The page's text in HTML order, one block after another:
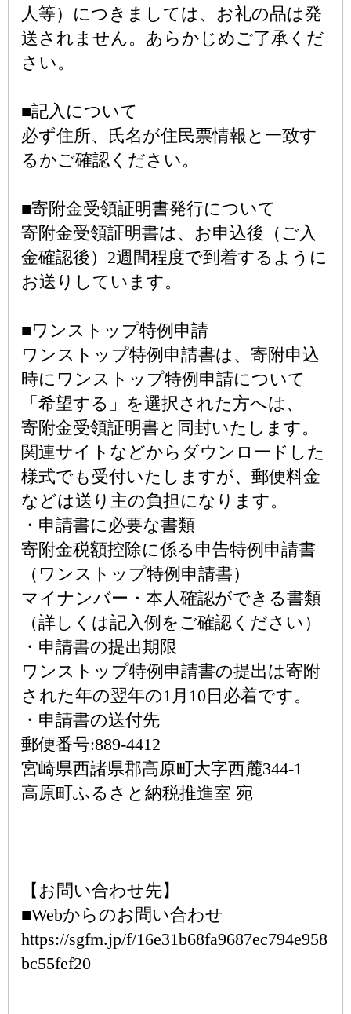
人等）につきましては、お礼の品は発
送されません。あらかじめご了承くだ
さい。
■記入について
必ず住所、氏名が住民票情報と一致す
るかご確認ください。
■寄附金受領証明書発行について
寄附金受領証明書は、お申込後（ご入
金確認後）2週間程度で到着するように
お送りしています。
■ワンストップ特例申請
ワンストップ特例申請書は、寄附申込
時にワンストップ特例申請について
「希望する」を選択された方へは、
寄附金受領証明書と同封いたします。
関連サイトなどからダウンロードした
様式でも受付いたしますが、郵便料金
などは送り主の負担になります。
・申請書に必要な書類
寄附金税額控除に係る申告特例申請書
（ワンストップ特例申請書）
マイナンバー・本人確認ができる書類
（詳しくは記入例をご確認ください）
・申請書の提出期限
ワンストップ特例申請書の提出は寄附
された年の翌年の1月10日必着です。
・申請書の送付先
郵便番号:889-4412
宮崎県西諸県郡高原町大字西麓344-1
高原町ふるさと納税推進室 宛
【お問い合わせ先】
■Webからのお問い合わせ
https://sgfm.jp/f/16e31b68fa9687ec794e958
bc55fef20